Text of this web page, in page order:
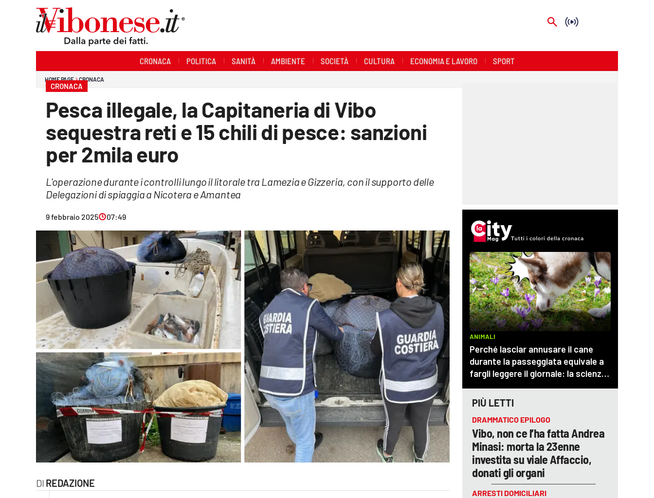
Streaming
Lac Network
CRONACA POLITICA SANITÀ AMBIENTE SOCIETÀ CULTURA ECONOMIA E LAVORO SPORT
HOME PAGE CRONACA
CRONACA
Pesca illegale, la Capitaneria di Vibo
sequestra reti e 15 chili di pesce: sanzioni
per 2mila euro
L'operazione durante i controlli lungo il litorale tra Lamezia e Gizzeria, con il supporto delle
Delegazioni di spiaggia a Nicotera e Amantea
9 febbraio 2025 07:49
REDAZIONE
PIÙ LETTI
DRAMMATICO EPILOGO
Vibo, non ce l’ha fatta Andrea
Minasi: morta la 23enne
investita su viale Affaccio,
donati gli organi
ARRESTI DOMICILIARI